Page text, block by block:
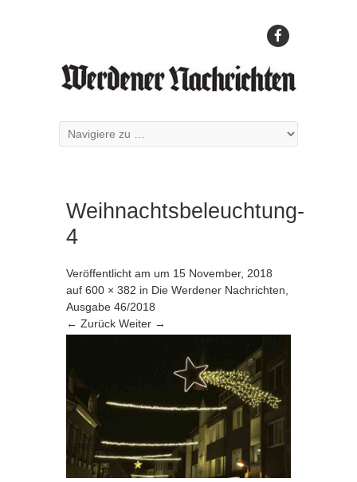
Weihnachtsbeleuchtung-
4
Veröffentlicht am um 15 November, 2018
auf 600 × 382 in Die Werdener Nachrichten,
Ausgabe 46/2018
← Zurück Weiter →